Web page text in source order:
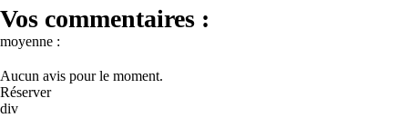
Vos commentaires :
moyenne :
Aucun avis pour le moment.
Réserver
div